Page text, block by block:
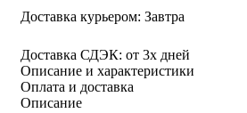
Доставка курьером: Завтра
Доставка СДЭК: от 3х дней
Описание и характеристики
Оплата и доставка
Описание